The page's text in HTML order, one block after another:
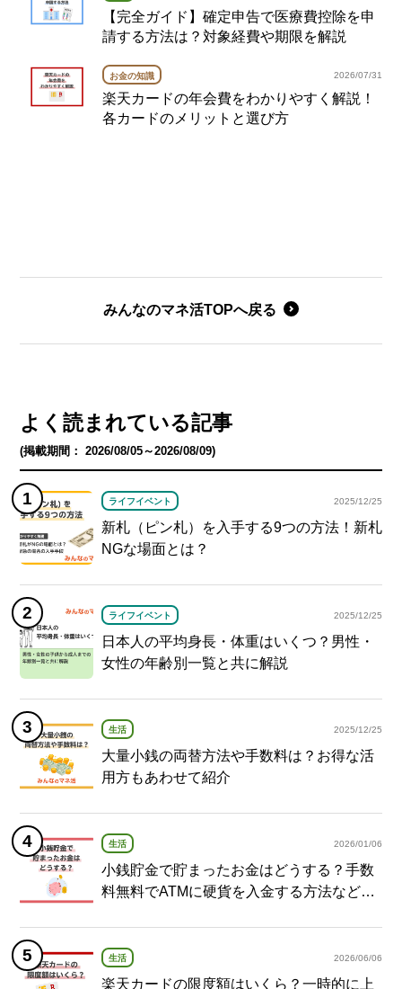
【完全ガイド】確定申告で医療費控除を申
請する方法は？対象経費や期限を解説
お金の知識 2026/07/31
楽天カードの年会費をわかりやすく解説！
各カードのメリットと選び方
みんなのマネ活TOPへ戻る
よく読まれている記事
(掲載期間： 2026/08/05～2026/08/09)
ライフイベント 2025/12/25
新札（ピン札）を入手する9つの方法！新札
NGな場面とは？
ライフイベント 2025/12/25
日本人の平均身長・体重はいくつ？男性・
女性の年齢別一覧と共に解説
生活 2025/12/25
大量小銭の両替方法や手数料は？お得な活
用方もあわせて紹介
生活 2026/01/06
小銭貯金で貯まったお金はどうする？手数
料無料でATMに硬貨を入金する方法など紹
生活 2026/06/06
楽天カードの限度額はいくら？一時的に上